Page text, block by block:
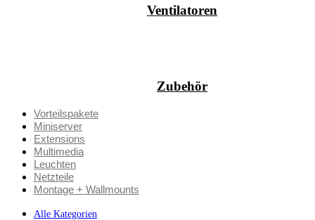
Ventilatoren
Zubehör
Vorteilspakete
Miniserver
Extensions
Multimedia
Leuchten
Netzteile
Montage + Wallmounts
Alle Kategorien